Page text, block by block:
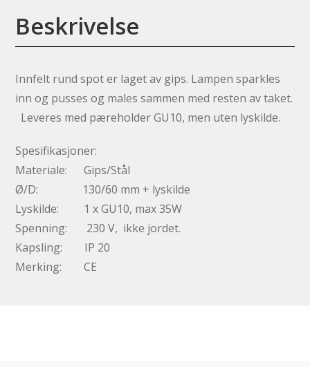
Beskrivelse
Innfelt rund spot er laget av gips. Lampen sparkles
inn og pusses og males sammen med resten av taket.
Leveres med pæreholder GU10, men uten lyskilde.
Spesifikasjoner:
Materiale: Gips/Stål
Ø/D: 130/60 mm + lyskilde
Lyskilde: 1 x GU10, max 35W
Spenning: 230 V, ikke jordet.
Kapsling: IP 20
Merking: CE